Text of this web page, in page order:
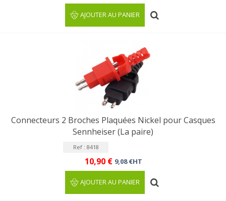
AJOUTER AU PANIER
Connecteurs 2 Broches Plaquées Nickel pour Casques
Sennheiser (La paire)
Ref : 8418
10,90 € 9,08 €HT
AJOUTER AU PANIER